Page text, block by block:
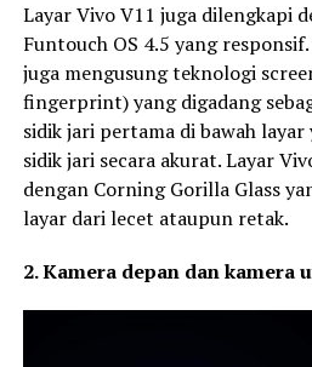
Layar Vivo V11 juga dilengkapi
Funtouch OS 4.5 yang
juga mengusung teknologi
fingerprint) yang digadang
sidik jari pertama di bawah layar
sidik jari secara akurat. Layar
dengan Corning Gorilla Glass
layar dari lecet ataupun retak.
2. Kamera depan dan kamera